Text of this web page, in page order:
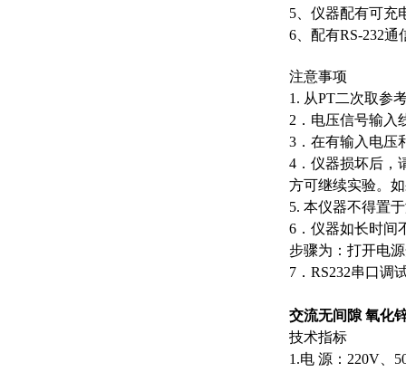
5、仪器配有可充
6、配有RS-232
注意事项
1. 从PT二次取参
2．电压信号输入
3．在有输入电压
4．仪器损坏后，
方可继续实验。
5. 本仪器不得置
6．仪器如长时间
步骤为：打开电
7．RS232串口调
交流无间隙 氧化
技术指标
1.电 源：220V、